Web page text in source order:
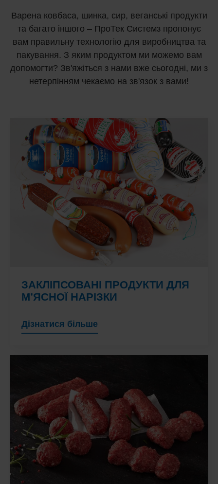
Варена ковбаса, шинка, сир, веганські продукти
та багато іншого – ПроТек Системз пропонує
вам правильну технологію для виробництва та
пакування. З яким продуктом ми можемо вам
допомогти? Зв'яжіться з нами вже сьогодні, ми з
нетерпінням чекаємо на зв'язок з вами!
ЗАКЛІПСОВАНІ ПРОДУКТИ ДЛЯ
М’ЯСНОЇ НАРІЗКИ
Дізнатися більше